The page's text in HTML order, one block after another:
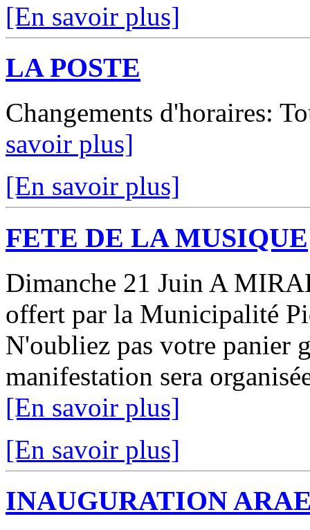
[En savoir plus]
LA POSTE
Changements d'horaires:
savoir plus]
[En savoir plus]
FETE DE LA MUSIQUE
Dimanche 21 Juin A
offert par la Municipalité
N'oubliez pas votre panier
manifestation sera
[En savoir plus]
[En savoir plus]
INAUGURATION